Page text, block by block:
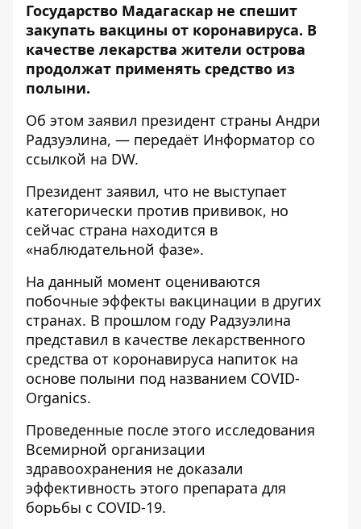
Государство Мадагаскар не спешит
закупать вакцины от коронавируса. В
качестве лекарства жители острова
продолжат применять средство из
полыни.
Об этом заявил президент страны Андри
Радзуэлина, — передаёт Информатор со
ссылкой на DW.
Президент заявил, что не выступает
категорически против прививок, но
сейчас страна находится в
«наблюдательной фазе».
На данный момент оцениваются
побочные эффекты вакцинации в других
странах. В прошлом году Радзуэлина
представил в качестве лекарственного
средства от коронавируса напиток на
основе полыни под названием COVID-
Organics.
Проведенные после этого исследования
Всемирной организации
здравоохранения не доказали
эффективность этого препарата для
борьбы с COVID-19.